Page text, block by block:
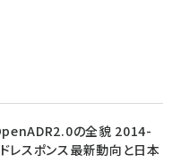
の全貌 2014-
レスポンス最新動向と日本